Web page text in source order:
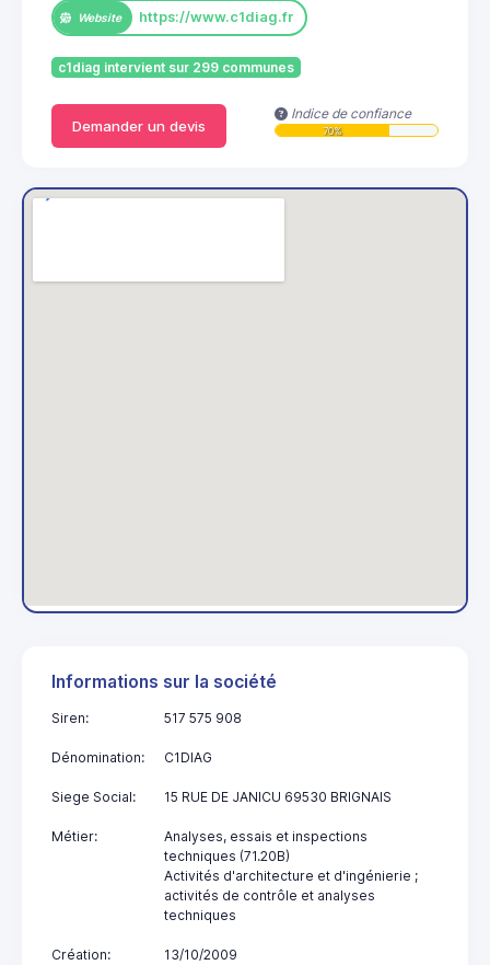
Website https://www.c1diag.fr
c1diag intervient sur 299 communes
Demander un devis
Indice de confiance
70%
Informations sur la société
Siren: 517 575 908
Dénomination: C1DIAG
Siege Social: 15 RUE DE JANICU 69530 BRIGNAIS
Métier:
Analyses, essais et inspections
techniques (71.20B)
Activités d'architecture et d'ingénierie ;
activités de contrôle et analyses
techniques
Création: 13/10/2009